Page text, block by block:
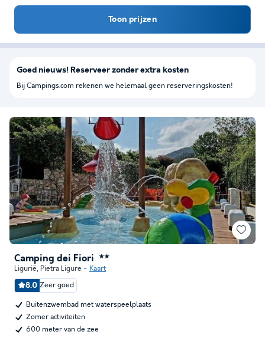
Toon prijzen
Camping dei Fiori ★★
Ligurië, Pietra Ligure Kaart
8.0 Zeer goed
Buitenzwembad met waterspeelplaats
Zomer activiteiten
600 meter van de zee
Goed nieuws! Reserveer zonder extra kosten
Bij Campings.com rekenen we helemaal geen reserveringskosten!